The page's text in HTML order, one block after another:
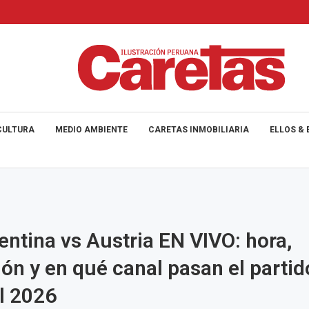
MEDIO AMBIENTE CARETAS INMOBILIARIA ELLOS &
vs Austria EN VIVO: hora,
y en qué canal pasan el
2026